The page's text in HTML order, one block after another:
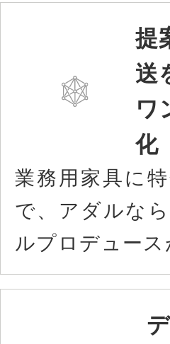
提
送
ワ
化
業務用家具に
で、アダルな
ルプロデュース